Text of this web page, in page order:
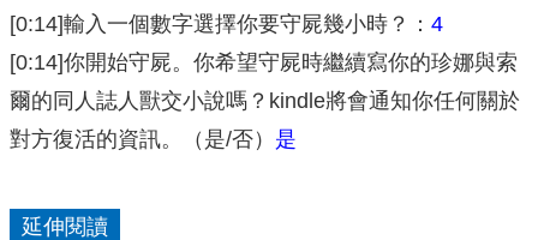
[0:14]輸入一個數字選擇你要守屍幾小時？： 4
[0:14]你開始守屍。你希望守屍時繼續寫你的珍娜與索
爾的同人誌人獸交小說嗎？kindle將會通知你任何關於
對方復活的資訊。（是/否） 是
延伸閱讀